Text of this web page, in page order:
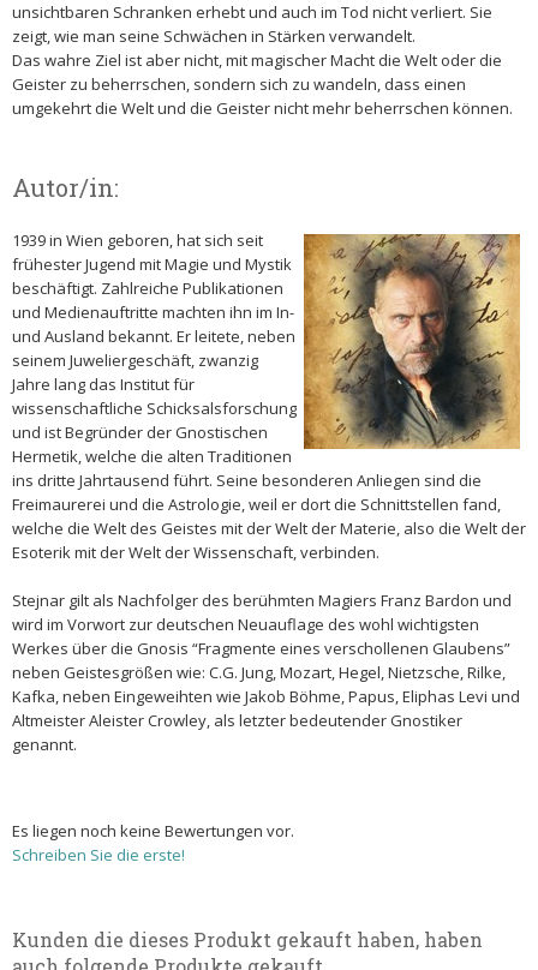
unsichtbaren Schranken erhebt und auch im Tod nicht verliert. Sie
zeigt, wie man seine Schwächen in Stärken verwandelt.
Das wahre Ziel ist aber nicht, mit magischer Macht die Welt oder die
Geister zu beherrschen, sondern sich zu wandeln, dass einen
umgekehrt die Welt und die Geister nicht mehr beherrschen können.
Autor/in:
1939 in Wien geboren, hat sich seit
frühester Jugend mit Magie und Mystik
beschäftigt. Zahlreiche Publikationen
und Medienauftritte machten ihn im In-
und Ausland bekannt. Er leitete, neben
seinem Juweliergeschäft, zwanzig
Jahre lang das Institut für
wissenschaftliche Schicksalsforschung
und ist Begründer der Gnostischen
Hermetik, welche die alten Traditionen
ins dritte Jahrtausend führt. Seine besonderen Anliegen sind die
Freimaurerei und die Astrologie, weil er dort die Schnittstellen fand,
welche die Welt des Geistes mit der Welt der Materie, also die Welt der
Esoterik mit der Welt der Wissenschaft, verbinden.
Stejnar gilt als Nachfolger des berühmten Magiers Franz Bardon und
wird im Vorwort zur deutschen Neuauflage des wohl wichtigsten
Werkes über die Gnosis “Fragmente eines verschollenen Glaubens”
neben Geistesgrößen wie: C.G. Jung, Mozart, Hegel, Nietzsche, Rilke,
Kafka, neben Eingeweihten wie Jakob Böhme, Papus, Eliphas Levi und
Altmeister Aleister Crowley, als letzter bedeutender Gnostiker
genannt.
Es liegen noch keine Bewertungen vor.
Schreiben Sie die erste!
Kunden die dieses Produkt gekauft haben, haben